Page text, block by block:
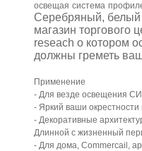
освещая система
Серебряный, белый
магазин торгового
reseach о котором
должны греметь
Применение
- Для везде освещения
- Яркий ваши
- Декоративные
Длинной с жизненный
- Для дома, Commercail,